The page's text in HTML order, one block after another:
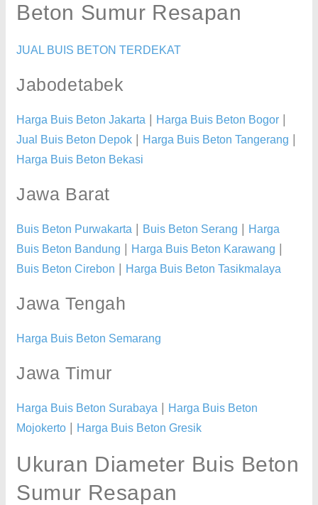
Beton Sumur Resapan
JUAL BUIS BETON TERDEKAT
Jabodetabek
Harga Buis Beton Jakarta Harga Buis Beton Bogor
Jual Buis Beton Depok Harga Buis Beton Tangerang
Harga Buis Beton Bekasi
Jawa Barat
Buis Beton Purwakarta Buis Beton Serang
Harga
Buis Beton Bandung
Harga Buis Beton Karawang
Buis Beton Cirebon Harga Buis Beton Tasikmalaya
Jawa Tengah
Harga Buis Beton Semarang
Jawa Timur
Harga Buis Beton Surabaya
Harga Buis Beton
Mojokerto
Harga Buis Beton Gresik
Ukuran Diameter Buis Beton
Sumur Resapan